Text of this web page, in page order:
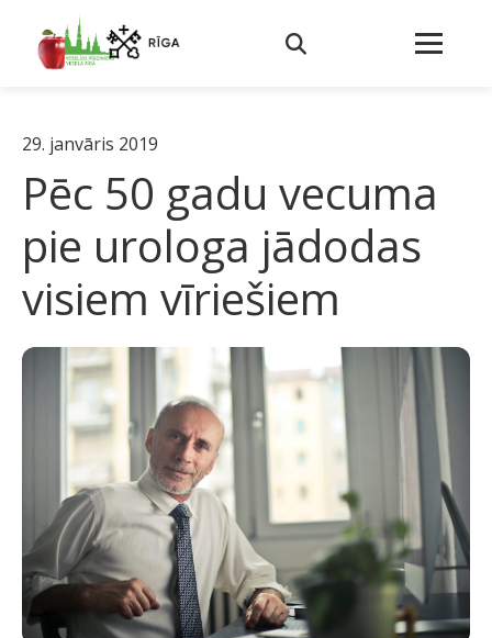
29. janvāris 2019
Pēc 50 gadu vecuma
pie urologa jādodas
visiem vīriešiem